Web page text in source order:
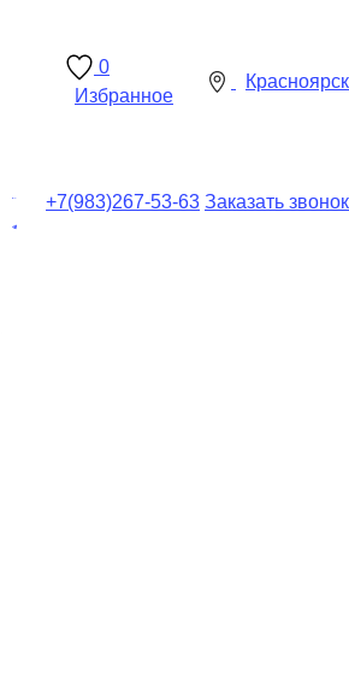
0
Избранное
Красноярск
+7(983)267-53-63 Заказать звонок